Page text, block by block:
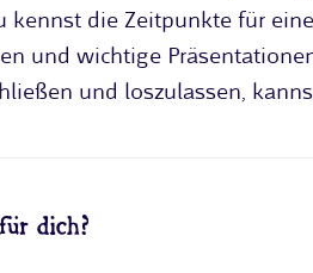
kennst die Zeitpunkte für
und wichtige
und loszulassen,
dich?